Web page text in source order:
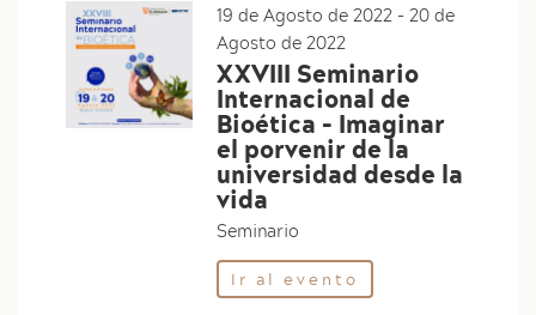
19 de Agosto de 2022 - 20 de
Agosto de 2022
XXVIII Seminario
Internacional de
Bioética - Imaginar
el porvenir de la
universidad desde la
vida
Seminario
Ir al evento